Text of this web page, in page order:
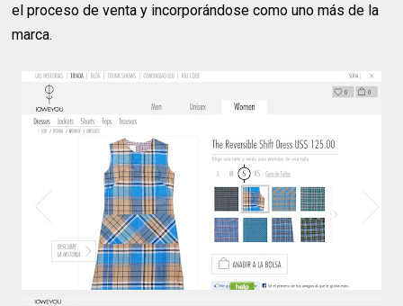
el proceso de venta y incorporándose como uno más de la
marca.